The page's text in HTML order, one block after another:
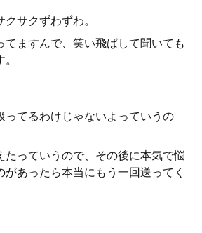
サクずわずわ。
てますんで、笑い飛ばして聞いても
ってるわけじゃないよっていうの
たっていうので、その後に本気で悩
があったら本当にもう一回送ってく